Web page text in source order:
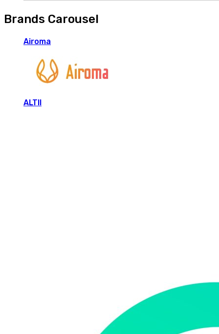
Brands Carousel
Airoma
ALTII